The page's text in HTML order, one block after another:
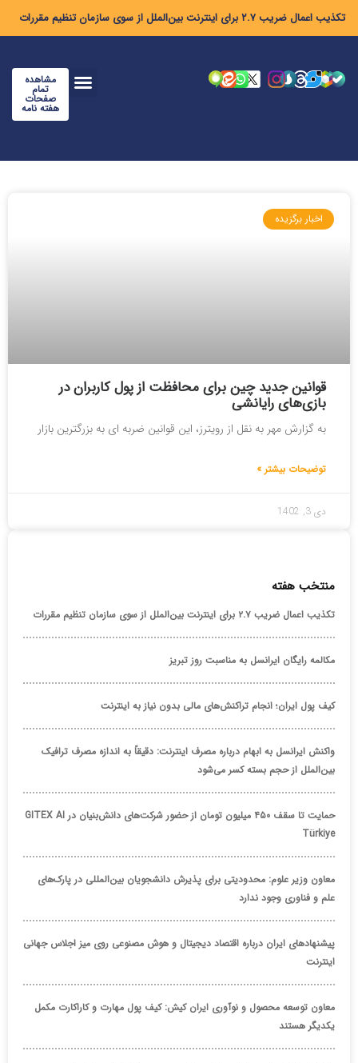
تکذیب اعمال ضریب ۲.۷ برای اینترنت بین‌الملل از سوی سازمان تنظیم مقررات
مشاهده
تمام
صفحات
هفته نامه
اخبار برگزیده
قوانین جدید چین برای محافظت از پول کاربران در
بازی‌های رایانشی
به گزارش مهر به نقل از رویترز، این قوانین ضربه ای به بزرگترین بازار
توضیحات بیشتر »
دی 3, 1402
منتخب هفته
تکذیب اعمال ضریب ۲.۷ برای اینترنت بین‌الملل از سوی سازمان تنظیم مقررات
مکالمه رایگان ایرانسل به مناسبت روز تبریز
کیف پول ایران؛ انجام تراکنش‌های مالی بدون نیاز به اینترنت
واکنش ایرانسل به ابهام درباره مصرف اینترنت: دقیقاً به اندازه مصرف ترافیک
بین‌الملل از حجم بسته کسر می‌شود
حمایت تا سقف ۴۵۰ میلیون تومان از حضور شرکت‌های دانش‌بنیان در GITEX AI
Türkiye
معاون وزیر علوم: محدودیتی برای پذیرش دانشجویان بین‌المللی در پارک‌های
علم و فناوری وجود ندارد
پیشنهادهای ایران درباره اقتصاد دیجیتال و هوش مصنوعی روی میز اجلاس جهانی
اینترنت
معاون توسعه محصول و نوآوری ایران کیش: کیف پول مهارت و کاراکارت مکمل
یکدیگر هستند